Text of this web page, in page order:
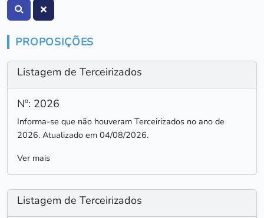
PROPOSIÇÕES
Listagem de Terceirizados
Nº: 2026
Informa-se que não houveram Terceirizados no ano de
2026. Atualizado em 04/08/2026.
Ver mais
Listagem de Terceirizados